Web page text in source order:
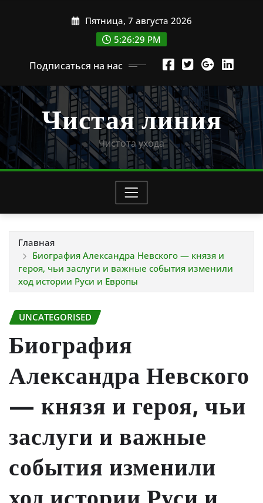
Пятница, 7 августа 2026
5:26:30 PM
Подписаться на нас
Чистая линия
Чистота ухода
Главная
Биография Александра Невского — князя и
героя, чьи заслуги и важные события изменили
ход истории Руси и Европы
UNCATEGORISED
Биография
Александра Невского
— князя и героя, чьи
заслуги и важные
события изменили